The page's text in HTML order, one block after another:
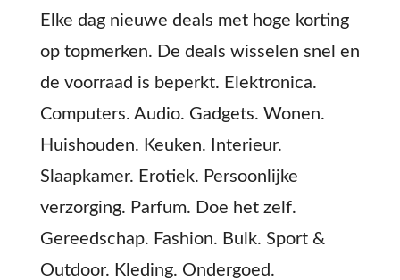
Elke dag nieuwe deals met hoge korting
op topmerken. De deals wisselen snel en
de voorraad is beperkt. Elektronica.
Computers. Audio. Gadgets. Wonen.
Huishouden. Keuken. Interieur.
Slaapkamer. Erotiek. Persoonlijke
verzorging. Parfum. Doe het zelf.
Gereedschap. Fashion. Bulk. Sport &
Outdoor. Kleding. Ondergoed.